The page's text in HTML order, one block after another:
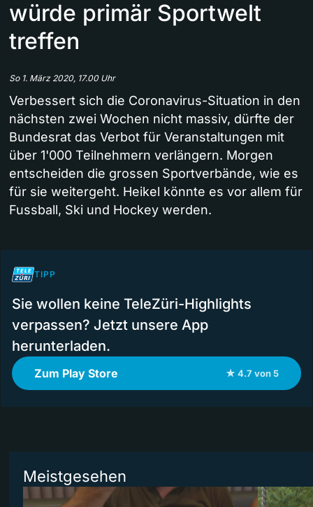
würde primär Sportwelt
treffen
So 1. März 2020, 17.00 Uhr
Verbessert sich die Coronavirus-Situation in den
nächsten zwei Wochen nicht massiv, dürfte der
Bundesrat das Verbot für Veranstaltungen mit
über 1'000 Teilnehmern verlängern. Morgen
entscheiden die grossen Sportverbände, wie es
für sie weitergeht. Heikel könnte es vor allem für
Fussball, Ski und Hockey werden.
TIPP
Sie wollen keine TeleZüri-Highlights
verpassen? Jetzt unsere App
herunterladen.
Zum Play Store ★ 4.7 von 5
Meistgesehen